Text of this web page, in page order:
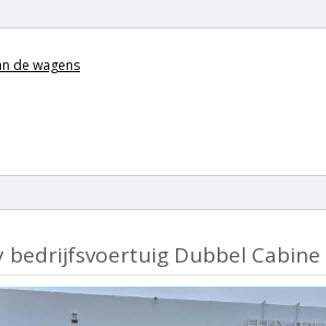
de wagens
bedrijfsvoertuig Dubbel